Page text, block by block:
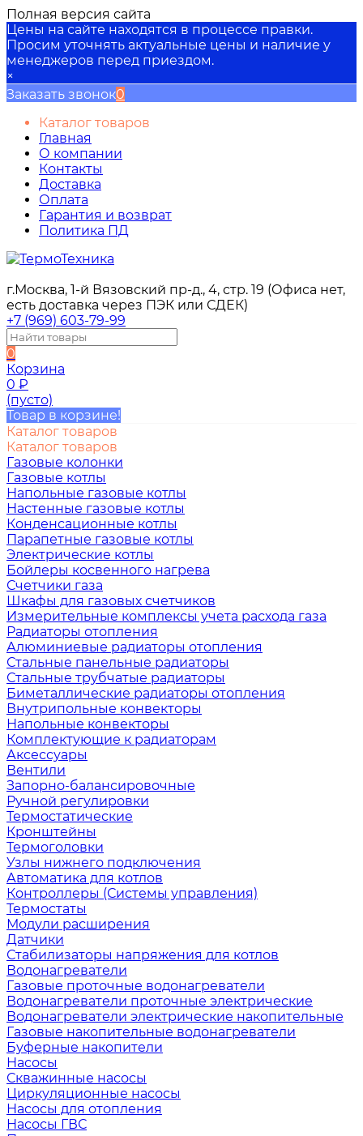
Полная версия сайта
Цены на сайте находятся в процессе правки.
Просим уточнять актуальные цены и наличие у
менеджеров перед приездом.
×
Заказать звонок0
Каталог товаров
Главная
О компании
Контакты
Доставка
Оплата
Гарантия и возврат
Политика ПД
г.Москва, 1-й Вязовский пр-д., 4, стр. 19 (Офиса нет,
есть доставка через ПЭК или СДЕК)
+7 (969) 603-79-99
0
Корзина
0 ₽
(пусто)
Товар в корзине!
Каталог товаров
Каталог товаров
Газовые колонки
Газовые котлы
Напольные газовые котлы
Настенные газовые котлы
Конденсационные котлы
Парапетные газовые котлы
Электрические котлы
Бойлеры косвенного нагрева
Счетчики газа
Шкафы для газовых счетчиков
Измерительные комплексы учета расхода газа
Радиаторы отопления
Алюминиевые радиаторы отопления
Стальные панельные радиаторы
Стальные трубчатые радиаторы
Биметаллические радиаторы отопления
Внутрипольные конвекторы
Напольные конвекторы
Комплектующие к радиаторам
Аксессуары
Вентили
Запорно-балансировочные
Ручной регулировки
Термостатические
Кронштейны
Термоголовки
Узлы нижнего подключения
Автоматика для котлов
Контроллеры (Системы управления)
Термостаты
Модули расширения
Датчики
Стабилизаторы напряжения для котлов
Водонагреватели
Газовые проточные водонагреватели
Водонагреватели проточные электрические
Водонагреватели электрические накопительные
Газовые накопительные водонагреватели
Буферные накопители
Насосы
Скважинные насосы
Циркуляционные насосы
Насосы для отопления
Насосы ГВС